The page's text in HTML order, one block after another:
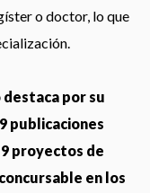
o doctor, lo que
por su
publicaciones
proyectos de
en los